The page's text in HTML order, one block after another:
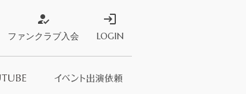
how_to_reg
ファンクラブ入会
login
LOGIN